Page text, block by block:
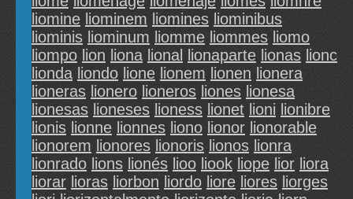
liomine liominem liomines liominibus
liominis liominum liomme liommes liomo
liompo lion liona lional lionaparte lionas lionc
lionda liondo lione lionem lionen lionera
lioneras lionero lioneros liones lionesa
lionesas lioneses lioness lionet lioni lionibre
lionis lionne lionnes liono lionor lionorable
lionorem lionores lionoris lionos lionra
lionrado lions lionés lioo liook liope lior liora
liorar lioras liorbon liordo liore liores liorges